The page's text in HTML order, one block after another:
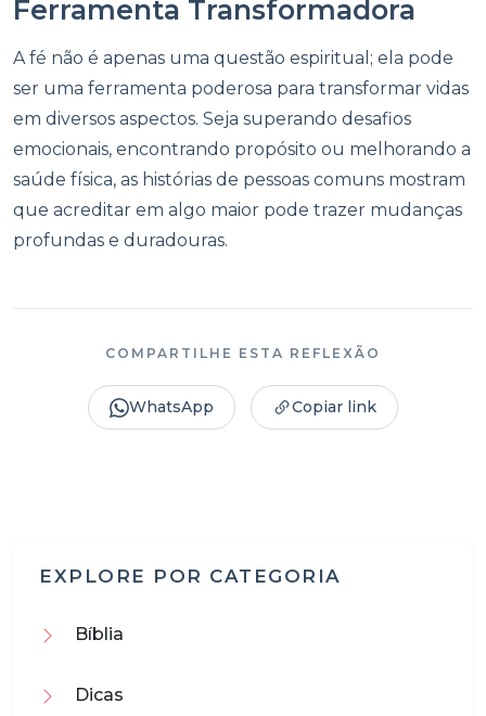
Ferramenta Transformadora
A fé não é apenas uma questão espiritual; ela pode
ser uma ferramenta poderosa para transformar vidas
em diversos aspectos. Seja superando desafios
emocionais, encontrando propósito ou melhorando a
saúde física, as histórias de pessoas comuns mostram
que acreditar em algo maior pode trazer mudanças
profundas e duradouras.
COMPARTILHE ESTA REFLEXÃO
WhatsApp Copiar link
EXPLORE POR CATEGORIA
Bíblia
Dicas